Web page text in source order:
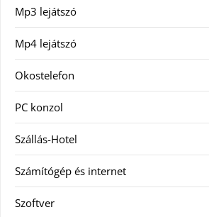
Mp3 lejátszó
Mp4 lejátszó
Okostelefon
PC konzol
Szállás-Hotel
Számítógép és internet
Szoftver